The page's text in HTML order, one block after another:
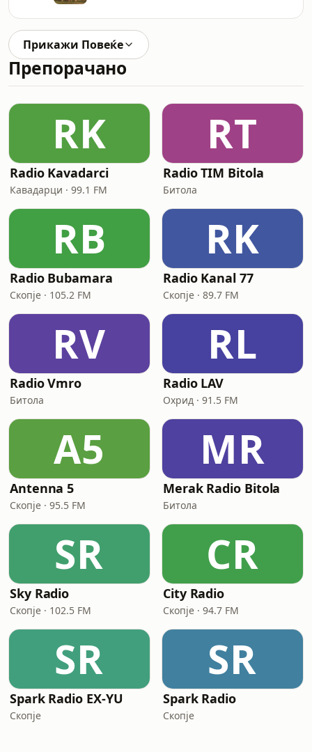
Прикажи Повеќе
Препорачано
RK
Radio Kavadarci
Кавадарци · 99.1 FM
RT
Radio TIM Bitola
Битола
RB
Radio Bubamara
Скопје · 105.2 FM
RK
Radio Kanal 77
Скопје · 89.7 FM
RV
Radio Vmro
Битола
RL
Radio LAV
Охрид · 91.5 FM
A5
Antenna 5
Скопје · 95.5 FM
MR
Merak Radio Bitola
Битола
SR
Sky Radio
Скопје · 102.5 FM
CR
City Radio
Скопје · 94.7 FM
SR
Spark Radio EX-YU
Скопје
SR
Spark Radio
Скопје